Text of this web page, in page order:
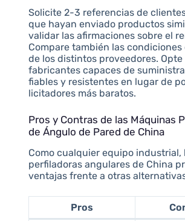
Solicite 2-3 referencias de
que hayan enviado productos
validar las afirmaciones sobre el
Compare también las
de los distintos proveedores. Opte
fabricantes capaces de
fiables y resistentes en lugar de
licitadores más baratos.
Pros y Contras de las Máquinas
de Ángulo de Pared de China
Como cualquier equipo industrial,
perfiladoras angulares de China
ventajas frente a otras
Pros